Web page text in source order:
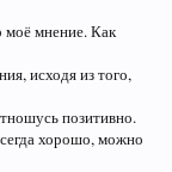
моё мнение. Как
исходя из того,
позитивно.
хорошо, можно